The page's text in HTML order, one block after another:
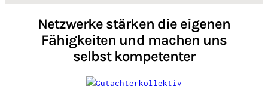
Netzwerke stärken die eigenen
Fähigkeiten und machen uns
selbst kompetenter